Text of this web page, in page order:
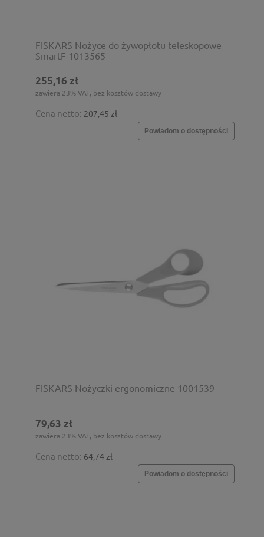
FISKARS Nożyce do żywopłotu teleskopowe
SmartF 1013565
255,16 zł
zawiera 23% VAT, bez kosztów dostawy
Cena netto: 207,45 zł
Powiadom o dostępności
FISKARS Nożyczki ergonomiczne 1001539
79,63 zł
zawiera 23% VAT, bez kosztów dostawy
Cena netto: 64,74 zł
Powiadom o dostępności